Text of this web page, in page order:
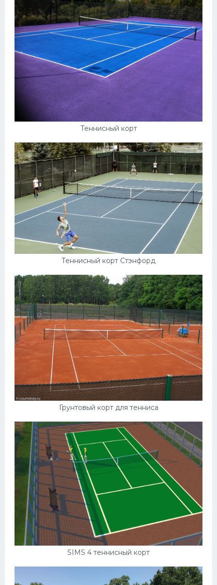
Теннисный корт
Теннисный корт Стэнфорд
Грунтовый корт для тенниса
SIMS 4 теннисный корт